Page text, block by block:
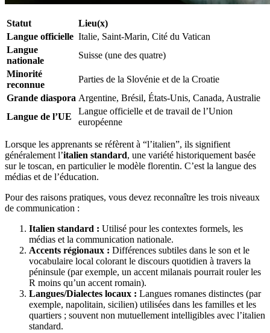
Statut
Lieu(x)
Langue officielle Italie, Saint-Marin, Cité du Vatican
Langue
nationale
Suisse (une des quatre)
Minorité
reconnue
Parties de la Slovénie et de la Croatie
Grande diaspora Argentine, Brésil, États-Unis, Canada, Australie
Langue de l’UE
Langue officielle et de travail de l’Union
européenne
Lorsque les apprenants se réfèrent à “l’italien”, ils signifient
généralement l’italien standard, une variété historiquement basée
sur le toscan, en particulier le modèle florentin. C’est la langue des
médias et de l’éducation.
Pour des raisons pratiques, vous devez reconnaître les trois niveaux
de communication :
Italien standard : Utilisé pour les contextes formels, les
médias et la communication nationale.
Accents régionaux : Différences subtiles dans le son et le
vocabulaire local colorant le discours quotidien à travers la
péninsule (par exemple, un accent milanais pourrait rouler les
R moins qu’un accent romain).
Langues/Dialectes locaux : Langues romanes distinctes (par
exemple, napolitain, sicilien) utilisées dans les familles et les
quartiers ; souvent non mutuellement intelligibles avec l’italien
standard.